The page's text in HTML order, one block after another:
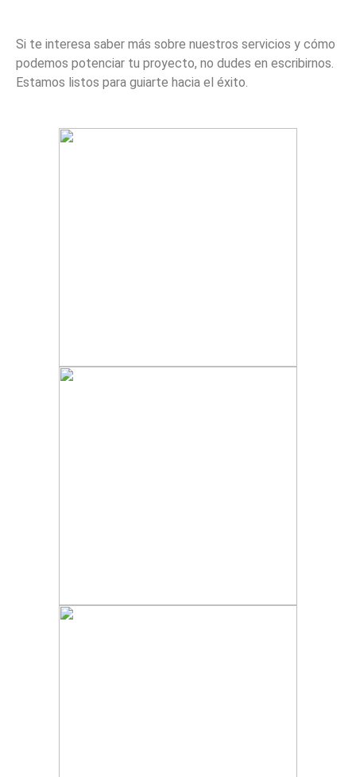
Si te interesa saber más sobre nuestros servicios y cómo
podemos potenciar tu proyecto, no dudes en escribirnos.
Estamos listos para guiarte hacia el éxito.